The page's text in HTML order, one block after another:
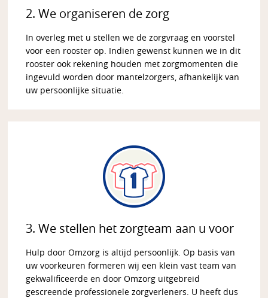
2. We organiseren de zorg
In overleg met u stellen we de zorgvraag en voorstel
voor een rooster op. Indien gewenst kunnen we in dit
rooster ook rekening houden met zorgmomenten die
ingevuld worden door mantelzorgers, afhankelijk van
uw persoonlijke situatie.
3. We stellen het zorgteam aan u voor
Hulp door Omzorg is altijd persoonlijk. Op basis van
uw voorkeuren formeren wij een klein vast team van
gekwalificeerde en door Omzorg uitgebreid
gescreende professionele zorgverleners. U heeft dus